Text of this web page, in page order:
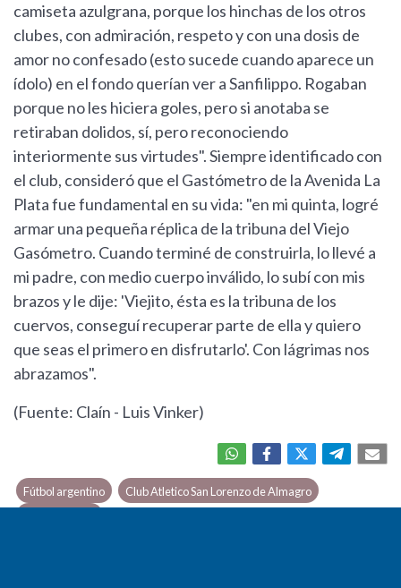
camiseta azulgrana, porque los hinchas de los otros
clubes, con admiración, respeto y con una dosis de
amor no confesado (esto sucede cuando aparece un
ídolo) en el fondo querían ver a Sanfilippo. Rogaban
porque no les hiciera goles, pero si anotaba se
retiraban dolidos, sí, pero reconociendo
interiormente sus virtudes". Siempre identificado con
el club, consideró que el Gastómetro de la Avenida La
Plata fue fundamental en su vida: "en mi quinta, logré
armar una pequeña réplica de la tribuna del Viejo
Gasómetro. Cuando terminé de construirla, lo llevé a
mi padre, con medio cuerpo inválido, lo subí con mis
brazos y le dije: 'Viejito, ésta es la tribuna de los
cuervos, conseguí recuperar parte de ella y quiero
que seas el primero en disfrutarlo'. Con lágrimas nos
abrazamos".
(Fuente: Claín - Luis Vinker)
Fútbol argentino
Club Atletico San Lorenzo de Almagro